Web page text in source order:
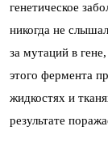
генетическое
никогда не
за мутаций в
этого фермента
жидкостях и
результате